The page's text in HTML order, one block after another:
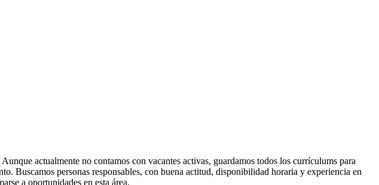
actualmente no contamos con vacantes activas, guardamos todos los currículums para
Buscamos personas responsables, con buena actitud, disponibilidad horaria y experiencia en
a oportunidades en esta área.